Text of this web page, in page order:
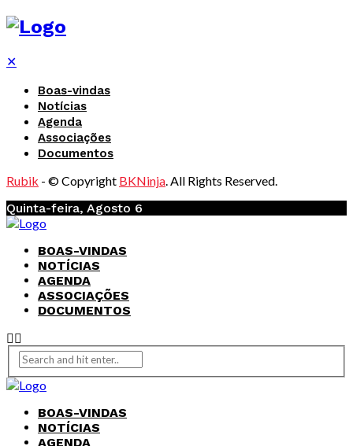
✕
Boas-vindas
Notícias
Agenda
Associações
Documentos
Rubik - © Copyright BKNinja. All Rights Reserved.
Quinta-feira, Agosto 6
BOAS-VINDAS
NOTÍCIAS
AGENDA
ASSOCIAÇÕES
DOCUMENTOS
BOAS-VINDAS
NOTÍCIAS
AGENDA